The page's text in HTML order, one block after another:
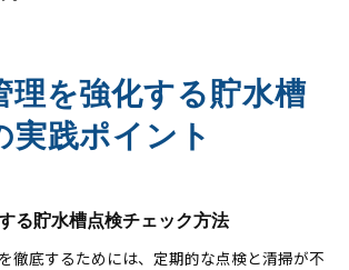
理を強化する貯水槽
実践ポイント
る貯水槽点検チェック方法
徹底するためには、定期的な点検と清掃が不